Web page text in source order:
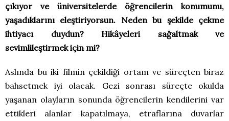
çıkıyor ve üniversitelerde öğrencilerin konumunu,
yaşadıklarını eleştiriyorsun. Neden bu şekilde çekme
ihtiyacı duydun? Hikâyeleri sağaltmak ve
sevimlileştirmek için mi?
Aslında bu iki filmin çekildiği ortam ve süreçten biraz
bahsetmek iyi olacak. Gezi sonrası süreçte okulda
yaşanan olayların sonunda öğrencilerin kendilerini var
ettikleri alanlar kapatılmaya, etraflarına duvarlar